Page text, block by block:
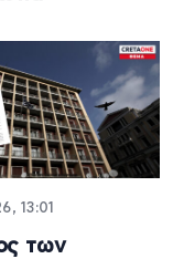
13:01
των